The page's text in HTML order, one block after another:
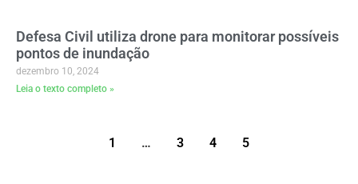
Defesa Civil utiliza drone para monitorar possíveis
pontos de inundação
dezembro 10, 2024
Leia o texto completo »
1 … 3 4 5